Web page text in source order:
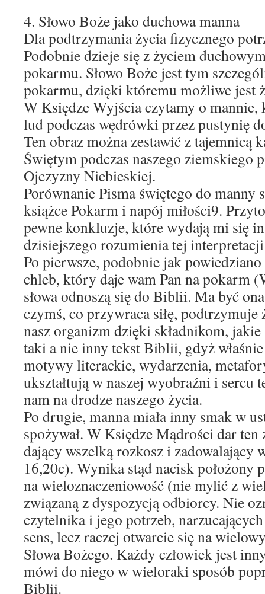
4. Słowo Boże jako duchowa manna
Dla podtrzymania życia fizycznego
Podobnie dzieje się z życiem
pokarmu. Słowo Boże jest tym
pokarmu, dzięki któremu możliwe jest
W Księdze Wyjścia czytamy o
lud podczas wędrówki przez pustynię
Ten obraz można zestawić z tajemnicą
Świętym podczas naszego ziemskiego
Ojczyzny Niebieskiej.
Porównanie Pisma świętego do manny
książce Pokarm i napój miłości9.
pewne konkluzje, które wydają mi się
dzisiejszego rozumienia tej
Po pierwsze, podobnie jak
chleb, który daje wam Pan na pokarm
słowa odnoszą się do Biblii. Ma być
czymś, co przywraca siłę, podtrzymuje
nasz organizm dzięki składnikom, jakie
taki a nie inny tekst Biblii, gdyż
motywy literackie, wydarzenia,
ukształtują w naszej wyobraźni i sercu
nam na drodze naszego życia.
Po drugie, manna miała inny smak w
spożywał. W Księdze Mądrości dar ten
dający wszelką rozkosz i zadowalający
16,20c). Wynika stąd nacisk położony
na wieloznaczeniowość (nie mylić z
związaną z dyspozycją odbiorcy. Nie
czytelnika i jego potrzeb,
sens, lecz raczej otwarcie się na
Słowa Bożego. Każdy człowiek jest
mówi do niego w wieloraki sposób
Biblii.